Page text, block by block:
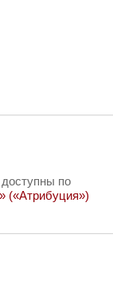
по
(«Атрибуция»)